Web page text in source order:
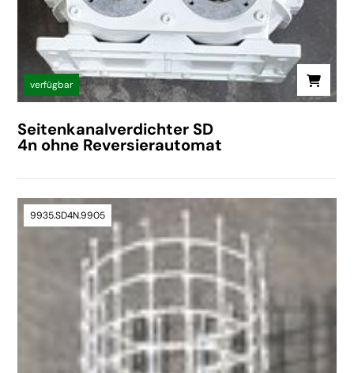
verfügbar
Seitenkanalverdichter SD
4n ohne Reversierautomat
9935.SD4N.9905